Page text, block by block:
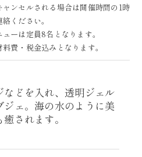
ンセルされる場合は開催時間の1時
ください。
ーは定員8名となります。
費・税金込みとなります。
どを入れ、透明ジェル
ジェ。海の水のように美
されます。